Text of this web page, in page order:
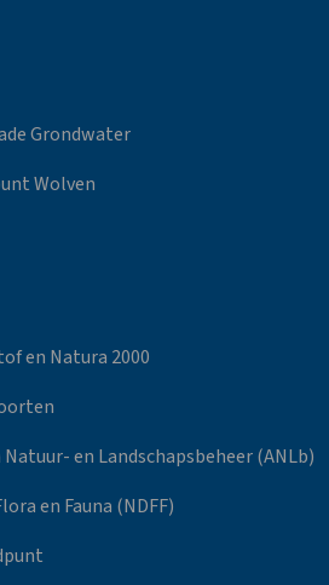
Grondwater
Wolven
en Natura 2000
en Landschapsbeheer (ANLb)
en Fauna (NDFF)